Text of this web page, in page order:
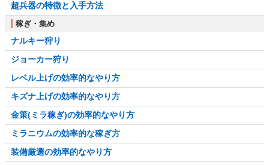
超兵器の特徴と入手方法
稼ぎ・集め
ナルキー狩り
ジョーカー狩り
レベル上げの効率的なやり方
キズナ上げの効率的なやり方
金策(ミラ稼ぎ)の効率的なやり方
ミラニウムの効率的な稼ぎ方
装備厳選の効率的なやり方